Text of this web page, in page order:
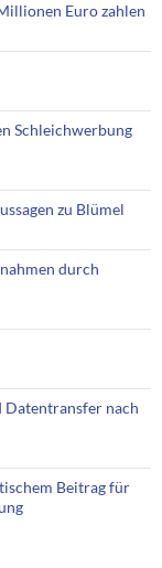
Euro zahlen
Schleichwerbung
zu Blümel
durch
Datentransfer nach
Beitrag für